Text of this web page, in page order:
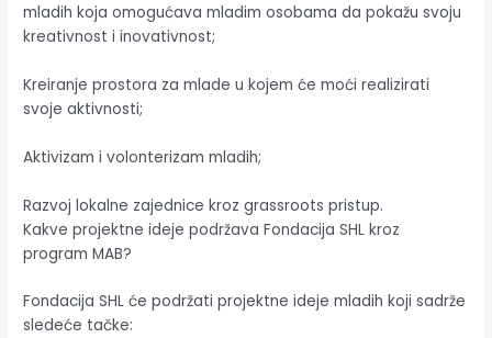
mladih koja omogućava mladim osobama da pokažu svoju
kreativnost i inovativnost;
Kreiranje prostora za mlade u kojem će moći realizirati
svoje aktivnosti;
Aktivizam i volonterizam mladih;
Razvoj lokalne zajednice kroz grassroots pristup.
Kakve projektne ideje podržava Fondacija SHL kroz
program MAB?
Fondacija SHL će podržati projektne ideje mladih koji sadrže
sledeće tačke: